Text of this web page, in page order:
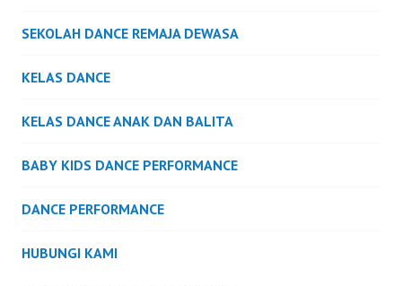
SEKOLAH DANCE REMAJA DEWASA
KELAS DANCE
KELAS DANCE ANAK DAN BALITA
BABY KIDS DANCE PERFORMANCE
DANCE PERFORMANCE
HUBUNGI KAMI